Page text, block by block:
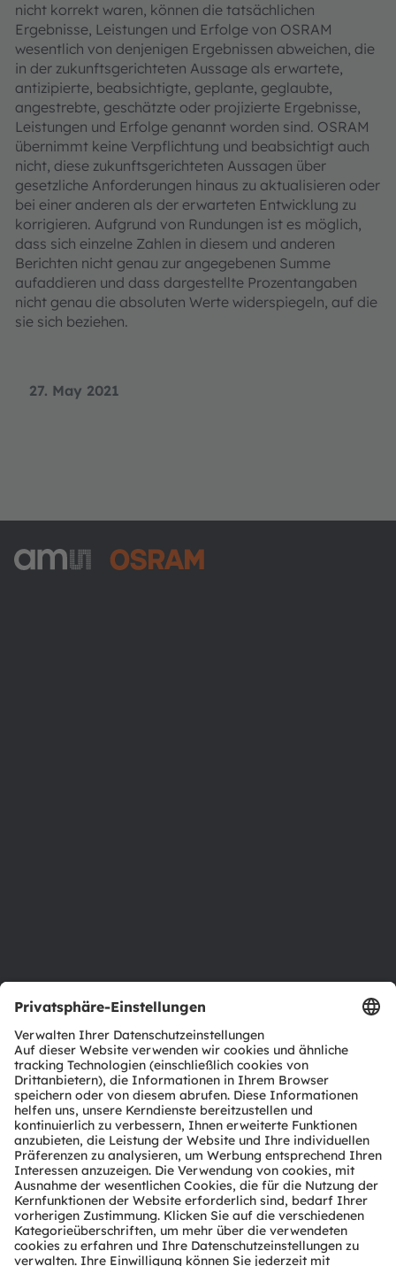
27. May 2021
nicht korrekt waren, können die tatsächlichen
Ergebnisse, Leistungen und Erfolge von OSRAM
wesentlich von denjenigen Ergebnissen abweichen, die
in der zukunftsgerichteten Aussage als erwartete,
antizipierte, beabsichtigte, geplante, geglaubte,
angestrebte, geschätzte oder projizierte Ergebnisse,
Leistungen und Erfolge genannt worden sind. OSRAM
übernimmt keine Verpflichtung und beabsichtigt auch
nicht, diese zukunftsgerichteten Aussagen über
gesetzliche Anforderungen hinaus zu aktualisieren oder
bei einer anderen als der erwarteten Entwicklung zu
korrigieren. Aufgrund von Rundungen ist es möglich,
dass sich einzelne Zahlen in diesem und anderen
Berichten nicht genau zur angegebenen Summe
aufaddieren und dass dargestellte Prozentangaben
nicht genau die absoluten Werte widerspiegeln, auf die
sie sich beziehen.
Produkt Selektor
Download Center
Tools
Kundenanfragen
Technischer Support
Partner Netzwerk
Whistleblowing